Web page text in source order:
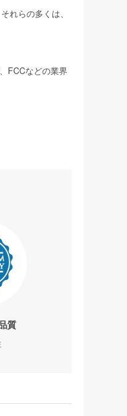
れらの多くは、
FCCなどの業界
質